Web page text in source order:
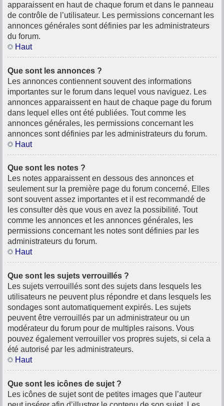
apparaissent en haut de chaque forum et dans le panneau
de contrôle de l’utilisateur. Les permissions concernant les
annonces générales sont définies par les administrateurs
du forum.
Haut
Que sont les annonces ?
Les annonces contiennent souvent des informations
importantes sur le forum dans lequel vous naviguez. Les
annonces apparaissent en haut de chaque page du forum
dans lequel elles ont été publiées. Tout comme les
annonces générales, les permissions concernant les
annonces sont définies par les administrateurs du forum.
Haut
Que sont les notes ?
Les notes apparaissent en dessous des annonces et
seulement sur la première page du forum concerné. Elles
sont souvent assez importantes et il est recommandé de
les consulter dès que vous en avez la possibilité. Tout
comme les annonces et les annonces générales, les
permissions concernant les notes sont définies par les
administrateurs du forum.
Haut
Que sont les sujets verrouillés ?
Les sujets verrouillés sont des sujets dans lesquels les
utilisateurs ne peuvent plus répondre et dans lesquels les
sondages sont automatiquement expirés. Les sujets
peuvent être verrouillés par un administrateur ou un
modérateur du forum pour de multiples raisons. Vous
pouvez également verrouiller vos propres sujets, si cela a
été autorisé par les administrateurs.
Haut
Que sont les icônes de sujet ?
Les icônes de sujet sont de petites images que l’auteur